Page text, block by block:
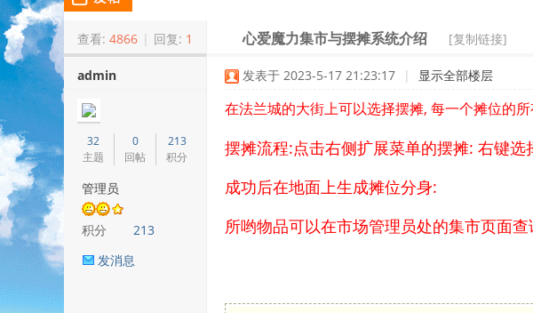
> ›
查看: 4866 | 回复: 1 心爱魔力集市与摆摊系统介绍 [复制链接]
admin
32
主题
0
回帖
213
积分
管理员
积分
213
发消息
发表于 2023-5-17 21:23:17 | 显示全部楼层
在法兰城的大街上可以选择摆摊, 每一个摊位的
摆摊流程:点击右侧扩展菜单的摆摊: 右键
成功后在地面上生成摊位分身:
所哟物品可以在市场管理员处的集市页面查